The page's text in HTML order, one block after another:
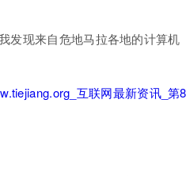
发现来自危地马拉各地的计算机